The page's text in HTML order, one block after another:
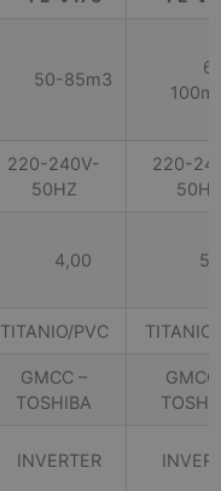
50-85m3
220-240V-
50HZ
220-
50HZ
4,00
TITANIO/PVC
GMCC –
TOSHIBA
INVERTER